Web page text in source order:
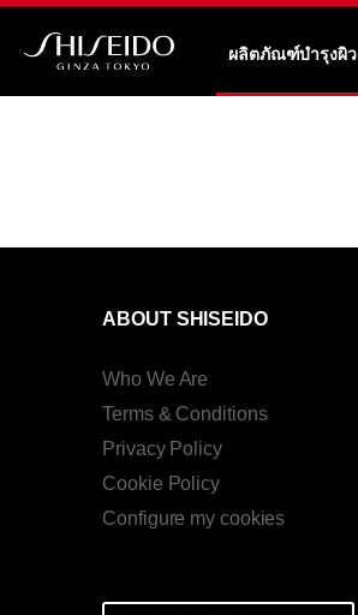
ข้าม
ผลิตภัณฑ์บำรุงผิว
ABOUT SHISEIDO
Who We Are
Terms & Conditions
Privacy Policy
Cookie Policy
Configure my cookies